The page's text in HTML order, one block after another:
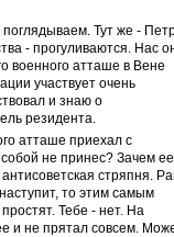
Тут же -
- прогуливаются. Нас
военного атташе в Вене
участвует очень
и знаю о
резидента.
атташе приехал с
не принес? Зачем ее
стряпня.
то этим самым
Тебе - нет. На
и не прятал совсем.